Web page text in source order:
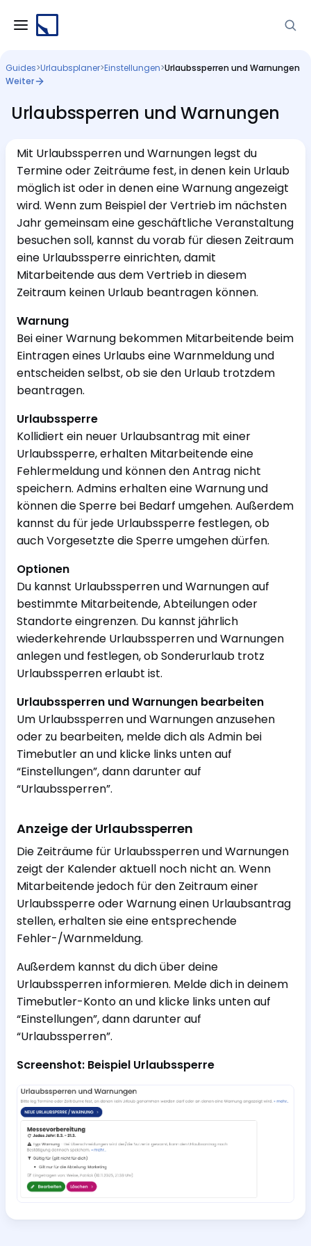
Guides>Urlaubsplaner>Einstellungen>Urlaubssperren und Warnungen
Weiter
Urlaubssperren und Warnungen
Mit Urlaubssperren und Warnungen legst du
Termine oder Zeiträume fest, in denen kein Urlaub
möglich ist oder in denen eine Warnung angezeigt
wird. Wenn zum Beispiel der Vertrieb im nächsten
Jahr gemeinsam eine geschäftliche Veranstaltung
besuchen soll, kannst du vorab für diesen Zeitraum
eine Urlaubssperre einrichten, damit
Mitarbeitende aus dem Vertrieb in diesem
Zeitraum keinen Urlaub beantragen können.
Warnung
Bei einer Warnung bekommen Mitarbeitende beim
Eintragen eines Urlaubs eine Warnmeldung und
entscheiden selbst, ob sie den Urlaub trotzdem
beantragen.
Urlaubssperre
Kollidiert ein neuer Urlaubsantrag mit einer
Urlaubssperre, erhalten Mitarbeitende eine
Fehlermeldung und können den Antrag nicht
speichern. Admins erhalten eine Warnung und
können die Sperre bei Bedarf umgehen. Außerdem
kannst du für jede Urlaubssperre festlegen, ob
auch Vorgesetzte die Sperre umgehen dürfen.
Optionen
Du kannst Urlaubssperren und Warnungen auf
bestimmte Mitarbeitende, Abteilungen oder
Standorte eingrenzen. Du kannst jährlich
wiederkehrende Urlaubssperren und Warnungen
anlegen und festlegen, ob Sonderurlaub trotz
Urlaubssperren erlaubt ist.
Urlaubssperren und Warnungen bearbeiten
Um Urlaubssperren und Warnungen anzusehen
oder zu bearbeiten, melde dich als Admin bei
Timebutler an und klicke links unten auf
“Einstellungen”, dann darunter auf
“Urlaubssperren”.
Anzeige der Urlaubssperren
Die Zeiträume für Urlaubssperren und Warnungen
zeigt der Kalender aktuell noch nicht an. Wenn
Mitarbeitende jedoch für den Zeitraum einer
Urlaubssperre oder Warnung einen Urlaubsantrag
stellen, erhalten sie eine entsprechende
Fehler-/Warnmeldung.
Außerdem kannst du dich über deine
Urlaubssperren informieren. Melde dich in deinem
Timebutler-Konto an und klicke links unten auf
“Einstellungen”, dann darunter auf
“Urlaubssperren”.
Screenshot: Beispiel Urlaubssperre